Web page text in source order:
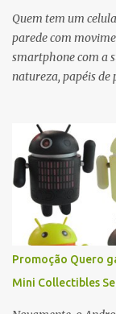
Quem tem um
parede com
smartphone com a
natureza, papéis de
wallpaper animado
wall papers
Promoção Quero
Mini Collectibles